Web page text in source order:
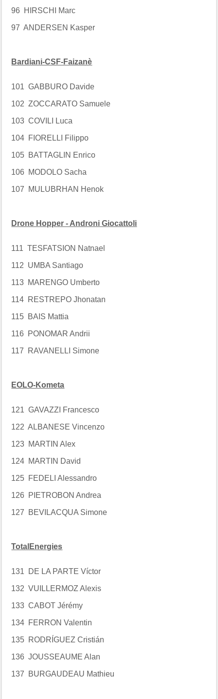
96 HIRSCHI Marc
97 ANDERSEN Kasper
Bardiani-CSF-Faizanè
101 GABBURO Davide
102 ZOCCARATO Samuele
103 COVILI Luca
104 FIORELLI Filippo
105 BATTAGLIN Enrico
106 MODOLO Sacha
107 MULUBRHAN Henok
Drone Hopper - Androni Giocattoli
111 TESFATSION Natnael
112 UMBA Santiago
113 MARENGO Umberto
114 RESTREPO Jhonatan
115 BAIS Mattia
116 PONOMAR Andrii
117 RAVANELLI Simone
EOLO-Kometa
121 GAVAZZI Francesco
122 ALBANESE Vincenzo
123 MARTIN Alex
124 MARTIN David
125 FEDELI Alessandro
126 PIETROBON Andrea
127 BEVILACQUA Simone
TotalEnergies
131 DE LA PARTE Víctor
132 VUILLERMOZ Alexis
133 CABOT Jérémy
134 FERRON Valentin
135 RODRÍGUEZ Cristián
136 JOUSSEAUME Alan
137 BURGAUDEAU Mathieu